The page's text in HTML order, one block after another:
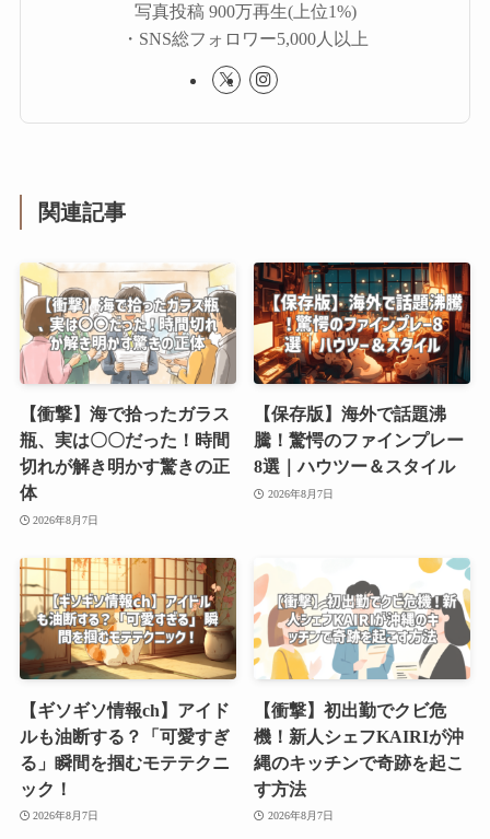
写真投稿 900万再生(上位1%)
・SNS総フォロワー5,000人以上
関連記事
【衝撃】海で拾ったガラス
瓶、実は〇〇だった！時間
切れが解き明かす驚きの正
体
2026年8月7日
【保存版】海外で話題沸
騰！驚愕のファインプレー
8選｜ハウツー＆スタイル
2026年8月7日
【ギソギソ情報ch】アイド
ルも油断する？「可愛すぎ
る」瞬間を掴むモテテクニ
ック！
2026年8月7日
【衝撃】初出勤でクビ危
機！新人シェフKAIRIが沖
縄のキッチンで奇跡を起こ
す方法
2026年8月7日